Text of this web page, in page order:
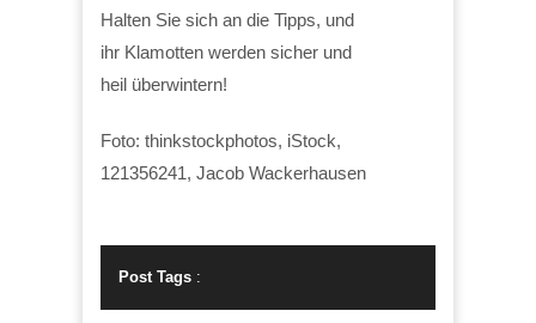
Halten Sie sich an die Tipps, und
ihr Klamotten werden sicher und
heil überwintern!
Foto: thinkstockphotos, iStock,
121356241, Jacob Wackerhausen
Post Tags :